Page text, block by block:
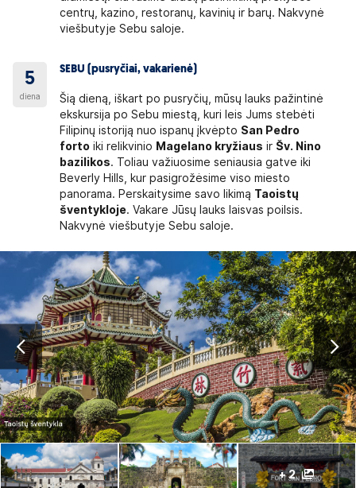
centrų, kazino, restoranų, kavinių ir barų. Nakvynė
viešbutyje Sebu saloje.
5
diena
SEBU (pusryčiai, vakarienė)
Šią dieną, iškart po pusryčių, mūsų lauks pažintinė
ekskursija po Sebu miestą, kuri leis Jums stebėti
Filipinų istoriją nuo ispanų įkvėpto San Pedro
forto iki relikvinio Magelano kryžiaus ir Šv. Nino
bazilikos. Toliau važiuosime seniausia gatve iki
Beverly Hills, kur pasigrožėsime viso miesto
panorama. Perskaitysime savo likimą Taoistų
šventykloje. Vakare Jūsų lauks laisvas poilsis.
Nakvynė viešbutyje Sebu saloje.
+ 2